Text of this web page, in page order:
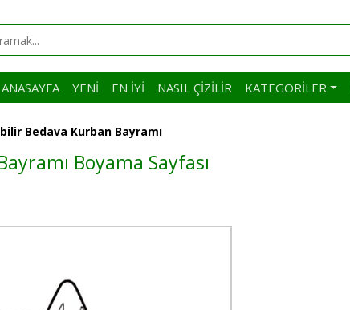
ANASAYFA YENI EN İYI NASIL ÇIZILIR KATEGORILER
Bedava Kurban Bayramı
Boyama Sayfası